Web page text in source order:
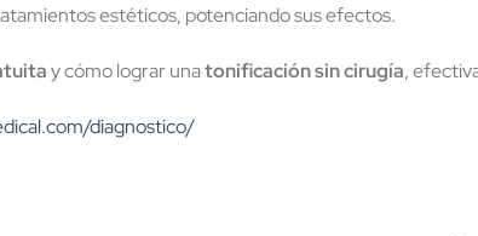
estéticos, potenciando sus efectos.
y cómo lograr unatonificación sin cirugía,
diagnostico/